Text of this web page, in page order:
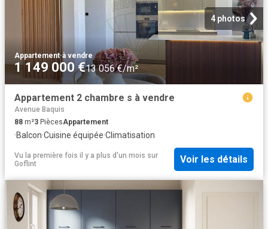
4 photos
Appartement·à vendre
1 149 000 €13 056 €/m²
Appartement 2 chambre s à vendre
Avenue Baquis
88 m²3 PiècesAppartement
·Balcon·Cuisine équipée·Climatisation
Vu la première fois il y a plus d'un mois sur
Goflint
Voir les détails